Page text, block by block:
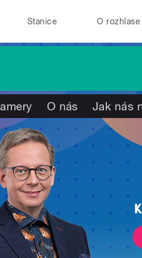
Stanice O rozhlase
O nás Jak nás